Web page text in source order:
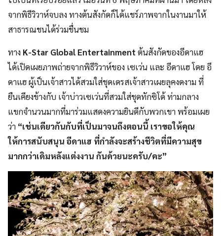
จากพิธีวิวาห์จบลง ทางต้นสังกัดก็ได้แชร์ภาพจากในงานมาให้
สาธารณชนได้ร่วมชื่นชม
ทาง K-Star Global Entertainment ต้นสังกัดของอีดาแฮ
ได้เปิดเผยภาพถ่ายจากพิธีวิวาห์ของ เซเว่น และ อีดาแฮ โดย อี
ดาแฮ ผู้เป็นเจ้าสาวได้สวมใส่ชุดเดรสเจ้าสาวเผยลุคงดงาม ที่
ยืนเคียงข้างกับ เจ้าบ่าวเซเว่นที่สวมใส่ชุดทักซิโด้ ท่ามกลาง
แขกจำนวนมากที่มาร่วมแสดงความยินดีกับพวกเขา พร้อมเผย
ว่า “เช่นเดียวกันกับที่เป็นมาจนถึงตอนนี้ เราขอให้คุณ
ให้การสนับสนุน อีดาแฮ ที่กำลังจะสร้างชีวิตที่มีความสุข
มากกว่าเดิมหลังแต่งงาน กันด้วยนะครับ/คะ”